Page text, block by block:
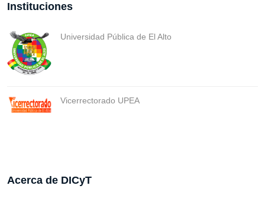
Instituciones
Universidad Pública de El Alto
Vicerrectorado UPEA
Acerca de DICyT